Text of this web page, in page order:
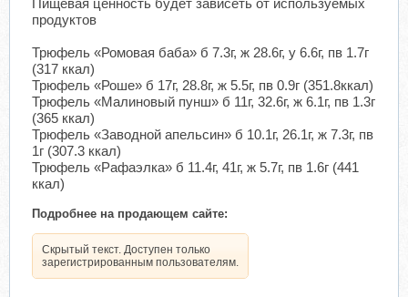
Пищевая ценность будет зависеть от используемых
продуктов
Трюфель «Ромовая баба» б 7.3г, ж 28.6г, у 6.6г, пв 1.7г
(317 ккал)
Трюфель «Роше» б 17г, 28.8г, ж 5.5г, пв 0.9г (351.8ккал)
Трюфель «Малиновый пунш» б 11г, 32.6г, ж 6.1г, пв 1.3г
(365 ккал)
Трюфель «Заводной апельсин» б 10.1г, 26.1г, ж 7.3г, пв
1г (307.3 ккал)
Трюфель «Рафаэлка» б 11.4г, 41г, ж 5.7г, пв 1.6г (441
ккал)
Подробнее на продающем сайте:
Скрытый текст. Доступен только
зарегистрированным пользователям.